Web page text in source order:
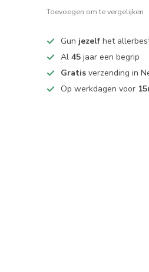
Toevoegen om te vergelijken
Gun jezelf het
Al45 jaar een begrip
Gratis verzending in
Op werkdagen voor